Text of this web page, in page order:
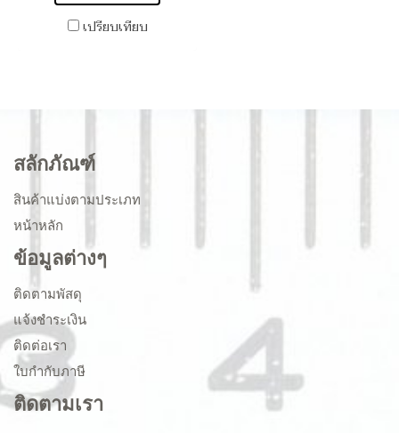
เปรียบเทียบ
สลักภัณฑ์
สินค้าแบ่งตามประเภท
หน้าหลัก
ข้อมูลต่างๆ
ติดตามพัสดุ
แจ้งชำระเงิน
ติดต่อเรา
ใบกำกับภาษี
ติดตามเรา